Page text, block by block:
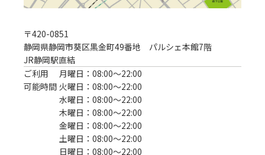
〒420-0851
静岡県静岡市葵区黒金町49番地 パルシェ本館7階
JR静岡駅直結
ご利用
可能時間
月曜日：08:00〜22:00
火曜日：08:00〜22:00
水曜日：08:00〜22:00
木曜日：08:00〜22:00
金曜日：08:00〜22:00
土曜日：08:00〜22:00
日曜日：08:00〜22:00